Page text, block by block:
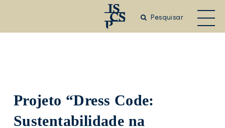
Pesquisar
Projeto “Dress Code:
Sustentabilidade na